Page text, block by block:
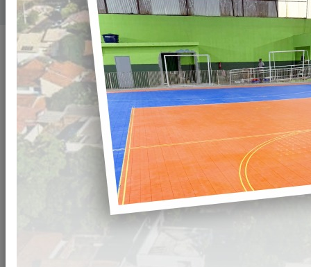
Home Notícias
Publicado em: 08/09/2021 15:54
Compartilhar